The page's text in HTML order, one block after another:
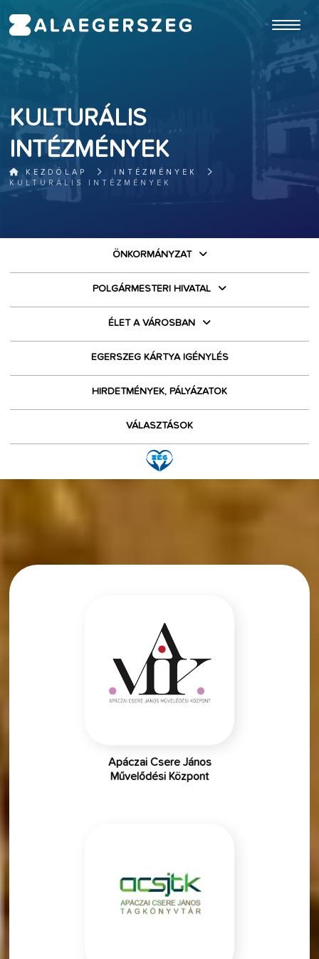
KULTURÁLIS
INTÉZMÉNYEK
KEZDŐLAP
INTÉZMÉNYEK
KULTURÁLIS INTÉZMÉNYEK
ÖNKORMÁNYZAT
POLGÁRMESTERI HIVATAL
ÉLET A VÁROSBAN
EGERSZEG KÁRTYA IGÉNYLÉS
HIRDETMÉNYEK, PÁLYÁZATOK
VÁLASZTÁSOK
Apáczai Csere János
Művelődési Központ